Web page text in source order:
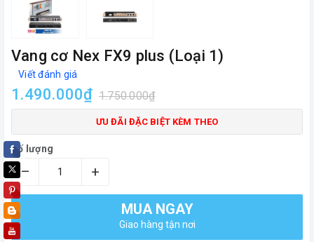
Vang cơ Nex FX9 plus (Loại 1)
Viết đánh giá
1.490.000₫ 1.750.000₫
ƯU ĐÃI ĐẶC BIỆT KÈM THEO
Số lượng
– +
MUA NGAY
Giao hàng tận nơi